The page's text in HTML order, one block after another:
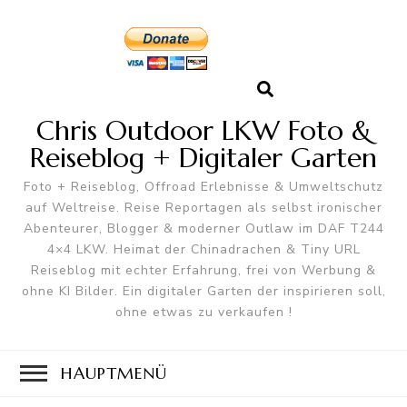
Chris Outdoor LKW Foto &
Reiseblog + Digitaler Garten
Foto + Reiseblog, Offroad Erlebnisse & Umweltschutz
auf Weltreise. Reise Reportagen als selbst ironischer
Abenteurer, Blogger & moderner Outlaw im DAF T244
4×4 LKW. Heimat der Chinadrachen & Tiny URL
Reiseblog mit echter Erfahrung, frei von Werbung &
ohne KI Bilder. Ein digitaler Garten der inspirieren soll,
ohne etwas zu verkaufen !
HAUPTMENÜ